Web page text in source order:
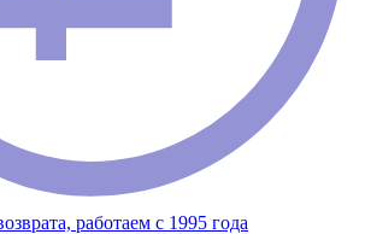
работаем с 1995 года